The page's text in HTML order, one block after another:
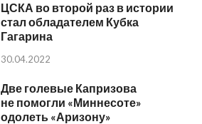
ЦСКА во второй раз в истории
стал обладателем Кубка
Гагарина
30.04.2022
Две голевые Капризова
не помогли «Миннесоте»
одолеть «Аризону»